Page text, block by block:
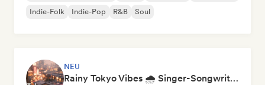
Indie-Folk
Indie-Pop R&B Soul
NEU
Rainy Tokyo Vibes 🌧️ Singer-Songwriter, Dream Pop & Neoclassical